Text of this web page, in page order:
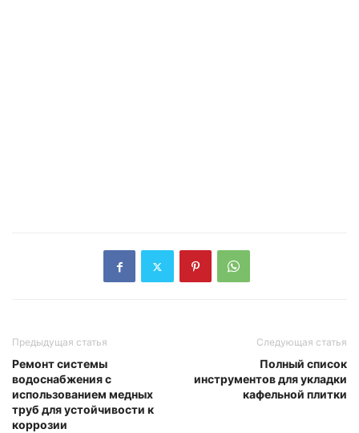
Предыдущая статья
Ремонт системы
водоснабжения с
использованием медных
труб для устойчивости к
коррозии
Следующая статья
Полный список
инструментов для укладки
кафельной плитки